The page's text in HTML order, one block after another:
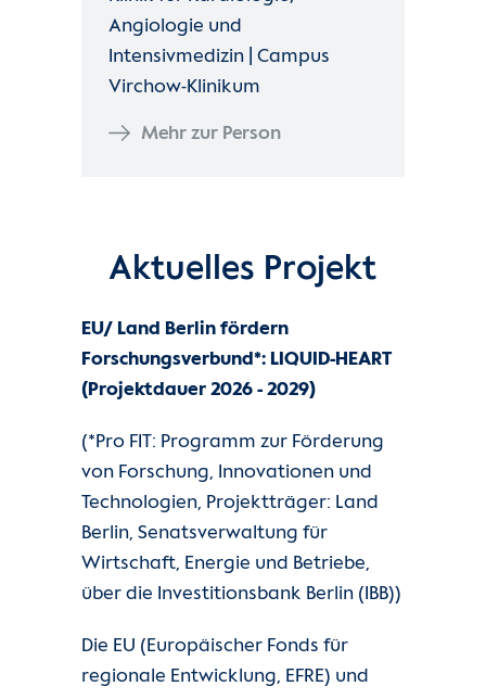
Angiologie und
Intensivmedizin | Campus
Virchow-Klinikum
Mehr zur Person
Aktuelles Projekt
EU/ Land Berlin fördern
Forschungsverbund*: LIQUID-HEART
(Projektdauer 2026 - 2029)
(*Pro FIT: Programm zur Förderung
von Forschung, Innovationen und
Technologien, Projektträger: Land
Berlin, Senatsverwaltung für
Wirtschaft, Energie und Betriebe,
über die Investitionsbank Berlin (IBB))
Die EU (Europäischer Fonds für
regionale Entwicklung, EFRE) und